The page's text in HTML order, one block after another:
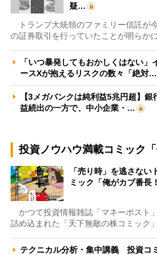
疑…
トランプ大統領のファミリー信託が
の証券取引を行っていたことが明らか
「いつ暴発してもおかしくはない
ースXが抱えるリスクの数々「絶対…
【3メガバンクは純利益5兆円超】
益続出の一方で、中小企業・…
投資ノウハウ満載コミック「
「売り時」を逃さな
ミック「俺がカブ番長
かつて投資情報雑誌「マネーポスト
詰め込まれた「天下無敵の株コミック
テクニカル分析・集中講義 投資コ